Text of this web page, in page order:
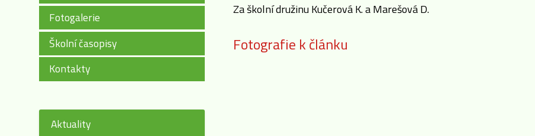
Za školní družinu Kučerová K. a Marešová D.
Fotografie k článku
Fotogalerie
Školní časopisy
Kontakty
Aktuality